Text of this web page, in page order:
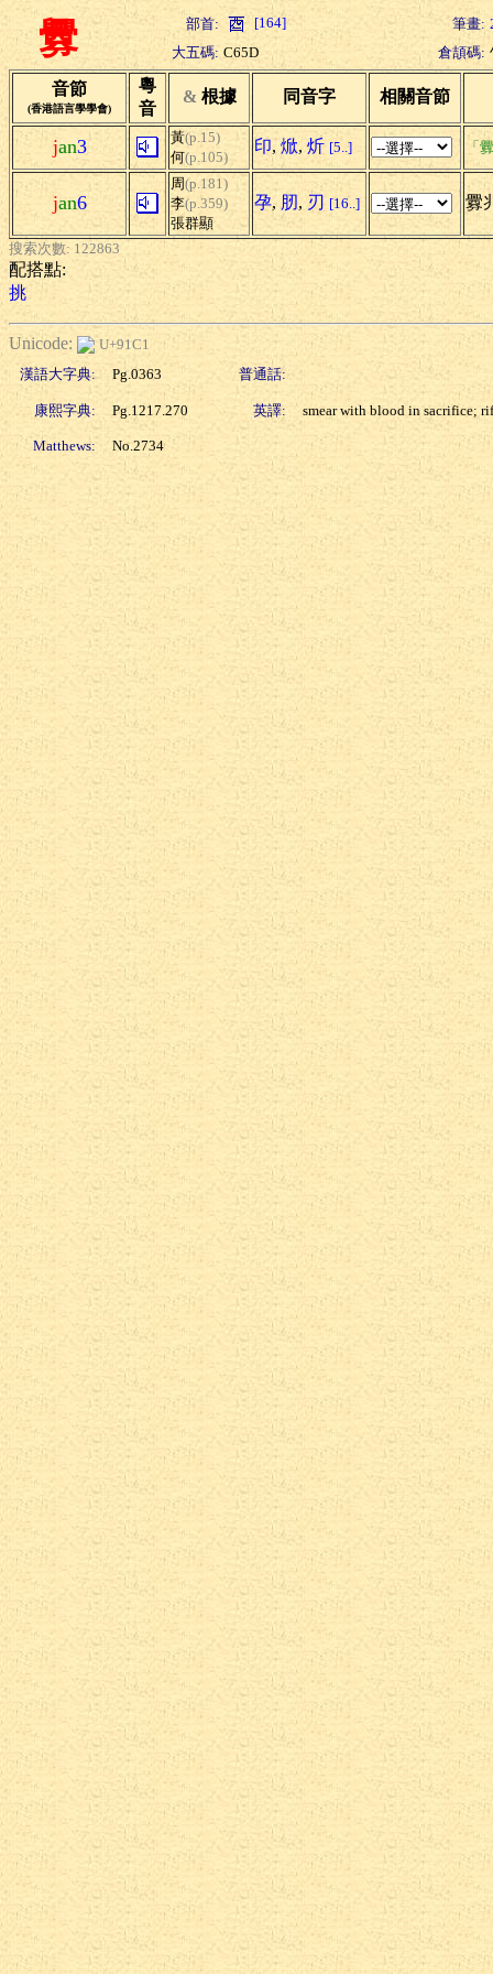
釁 部首: [164] 筆畫:
大五碼: C65D 倉頡碼:
音節
(香港語言學學會)
粵
音
& 根據 同音字 相關音節
jan3 黃(p.15)
何(p.105)
印, 焮, 炘 [5..] 「
jan6
周(p.181)
李(p.359)
張群顯
孕, 肕, 刃 [16..] 釁
搜索次數: 122863
配搭點:
挑
Unicode:
U+91C1
漢語大字典:
Pg.0363 普通話:
康熙字典: Pg.1217.270 英譯: smear with blood in sacrifice;
Matthews: No.2734